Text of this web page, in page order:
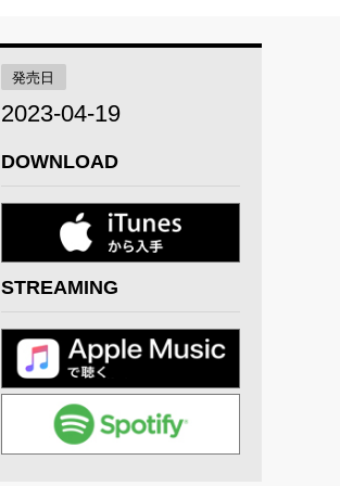
発売日
2023-04-19
DOWNLOAD
STREAMING